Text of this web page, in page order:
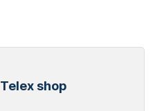
Telex shop